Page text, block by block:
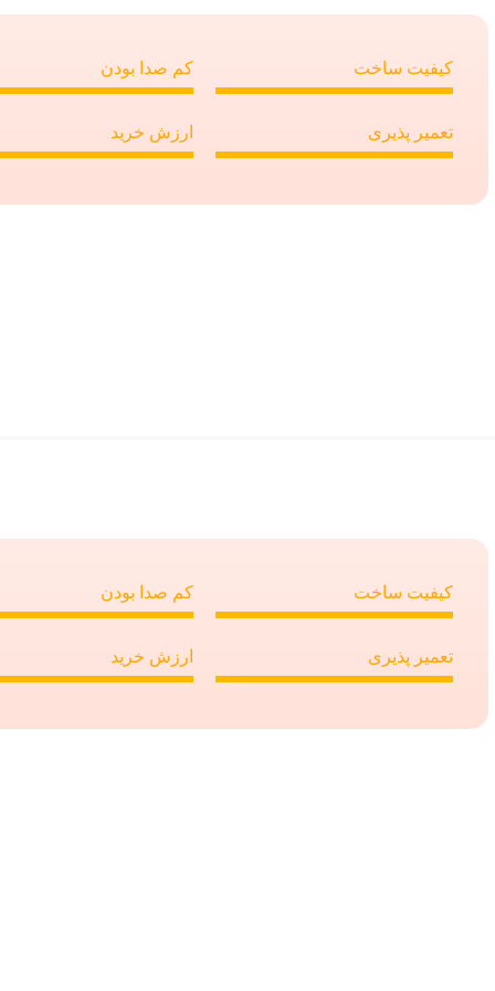
کیفیت ساخت
تعمیر پذیری
کم صدا بودن
ارزش خرید
کیفیت ساخت
تعمیر پذیری
کم صدا بودن
ارزش خرید